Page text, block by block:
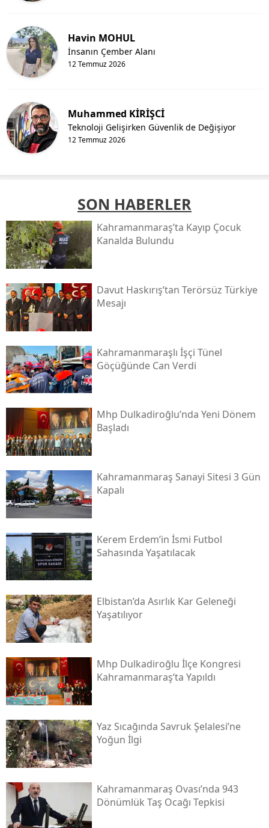
Havin MOHUL
12 Temmuz 2026
İnsanın Çember Alanı
Muhammed KİRİŞCİ
12 Temmuz 2026
Teknoloji Gelişirken Güvenlik de Değişiyor
SON HABERLER
Kahramanmaraş’ta Kayıp Çocuk
Kanalda Bulundu
Davut Haskırış’tan Terörsüz Türkiye
Mesajı
Kahramanmaraşlı İşçi Tünel
Göçüğünde Can Verdi
Mhp Dulkadiroğlu’nda Yeni Dönem
Başladı
Kahramanmaraş Sanayi Sitesi 3 Gün
Kapalı
Kerem Erdem’in İsmi Futbol
Sahasında Yaşatılacak
Elbistan’da Asırlık Kar Geleneği
Yaşatılıyor
Mhp Dulkadiroğlu İlçe Kongresi
Kahramanmaraş’ta Yapıldı
Yaz Sıcağında Savruk Şelalesi’ne
Yoğun İlgi
Kahramanmaraş Ovası’nda 943
Dönümlük Taş Ocağı Tepkisi